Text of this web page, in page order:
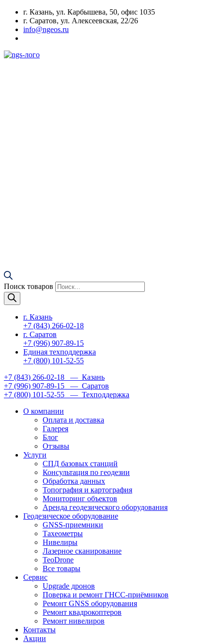
г. Казань, ул. Карбышева, 50, офис 1035
г. Саратов, ул. Алексеевская, 22/26
info@ngeos.ru
Поиск товаров
г. Казань
+7 (843) 266-02-18
г. Саратов
+7 (996) 907-89-15
Единая техподдержка
+7 (800) 101-52-55
+7 (843) 266-02-18 — Казань
+7 (996) 907-89-15 — Саратов
+7 (800) 101-52-55 — Техподдержка
О компании
Оплата и доставка
Галерея
Блог
Отзывы
Услуги
СПД базовых станций
Консультация по геодезии
Обработка данных
Топография и картография
Мониторинг объектов
Аренда геодезического оборудования
Геодезическое оборудование
GNSS-приемники
Тахеометры
Нивелиры
Лазерное сканирование
TeoDrone
Все товары
Сервис
Upgrade дронов
Поверка и ремонт ГНСС-приёмников
Ремонт GNSS оборудования
Ремонт квадрокоптеров
Ремонт нивелиров
Контакты
Акции